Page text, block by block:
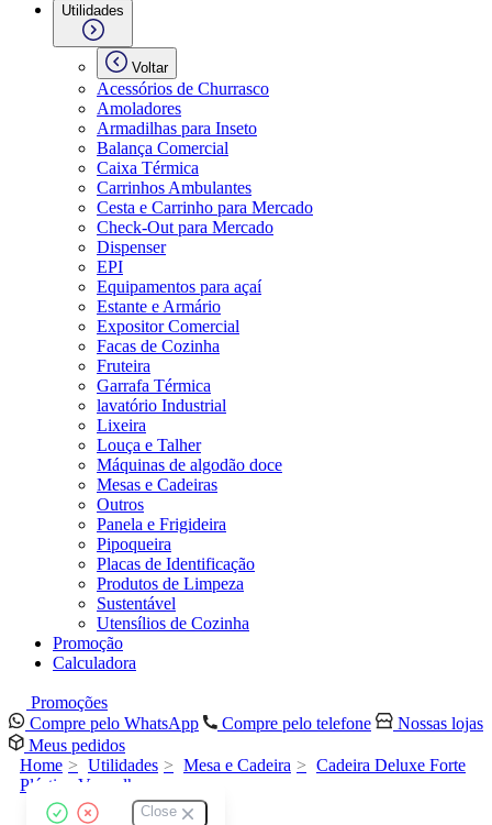
Utilidades
Voltar
Acessórios de Churrasco
Amoladores
Armadilhas para Inseto
Balança Comercial
Caixa Térmica
Carrinhos Ambulantes
Cesta e Carrinho para Mercado
Check-Out para Mercado
Dispenser
EPI
Equipamentos para açaí
Estante e Armário
Expositor Comercial
Facas de Cozinha
Fruteira
Garrafa Térmica
lavatório Industrial
Lixeira
Louça e Talher
Máquinas de algodão doce
Mesas e Cadeiras
Outros
Panela e Frigideira
Pipoqueira
Placas de Identificação
Produtos de Limpeza
Sustentável
Utensílios de Cozinha
Promoção
Calculadora
Promoções
Compre pelo WhatsApp
Compre pelo telefone
Nossas lojas
Meus pedidos
Close
Home Utilidades Mesa e Cadeira
Cadeira Deluxe Forte
Plástico Vermelha